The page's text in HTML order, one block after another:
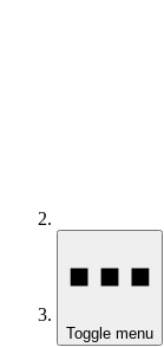
Toggle menu